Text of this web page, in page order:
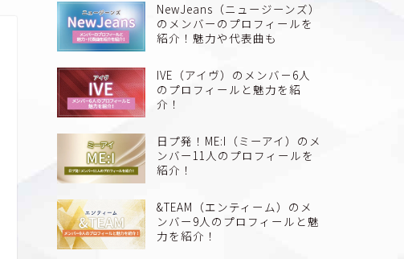
NewJeans（ニュージーンズ）
のメンバーのプロフィールを
紹介！魅力や代表曲も
IVE（アイヴ）のメンバ－6人
のプロフィールと魅力を紹
介！
日プ発！ME:I（ミーアイ）のメ
ンバー11人のプロフィールを
紹介！
&TEAM（エンティーム）のメ
ンバー9人のプロフィールと魅
力を紹介！